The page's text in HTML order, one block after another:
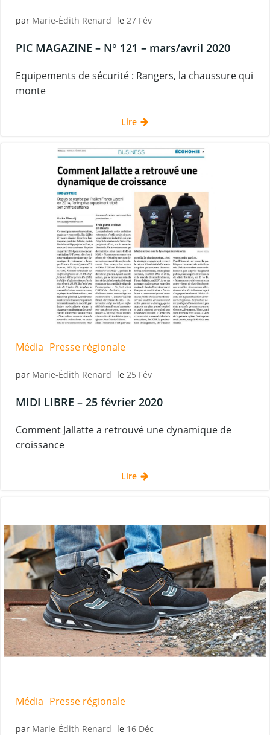
par Marie-Édith Renard le 27 Fév
PIC MAGAZINE – N° 121 – mars/avril 2020
Equipements de sécurité : Rangers, la chaussure qui
monte
Lire
Média Presse régionale
par Marie-Édith Renard le 25 Fév
MIDI LIBRE – 25 février 2020
Comment Jallatte a retrouvé une dynamique de
croissance
Lire
Média Presse régionale
par Marie-Édith Renard le 16 Déc